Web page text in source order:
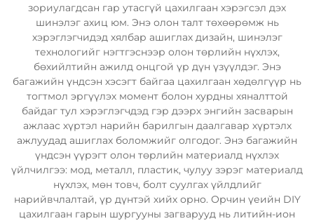
зориулагдсан гар утасгүй цахилгаан хэрэгсэл дэх
шинэлэг ахиц юм. Энэ олон талт төхөөрөмж нь
хэрэглэгчидэд хялбар ашиглах дизайн, шинэлэг
технологийг нэгтгэснээр олон төрлийн нүхлэх,
бөхийлтийн ажилд онцгой үр дүн үзүүлдэг. Энэ
багажийн үндсэн хэсэгт байгаа цахилгаан хөдөлгүүр нь
тогтмол эргүүлэх момент болон хурдны хяналттой
байдаг тул хэрэглэгчдэд гэр дээрх энгийн засварын
ажлаас хүртэл нарийн барилгын даалгавар хүртэлх
ажлуудад ашиглах боломжийг олгодог. Энэ багажийн
үндсэн үүрэгт олон төрлийн материалд нүхлэх
үйлчилгээ: мод, металл, пластик, чулуу зэрэг материалд
нүхлэх, мөн товч, болт суулгах үйлдлийг
нарийвчлалтай, үр дүнтэй хийх орно. Орчин үеийн DIY
цахилгаан гарын шургууны загварууд нь литийн-ион